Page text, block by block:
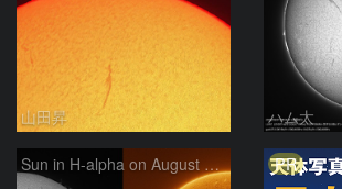
山田昇 ハム太
Sun in H-alpha on August 7, 2026 PR